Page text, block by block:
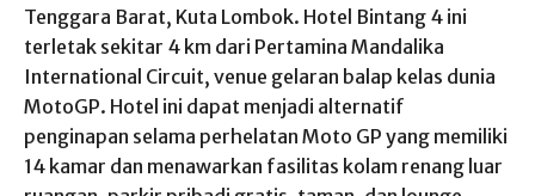
Tenggara Barat, Kuta Lombok. Hotel Bintang 4 ini
terletak sekitar 4 km dari Pertamina Mandalika
International Circuit, venue gelaran balap kelas dunia
MotoGP. Hotel ini dapat menjadi alternatif
penginapan selama perhelatan Moto GP yang memiliki
14 kamar dan menawarkan fasilitas kolam renang luar